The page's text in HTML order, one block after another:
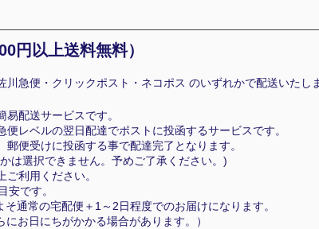
円以上送料無料）
急便・クリックポスト・ネコポス のいずれかで配送いたし
配送サービスです。
レベルの翌日配達でポストに投函するサービスです。
郵便受けに投函する事で配達完了となります。
は選択できません。予めご了承ください。)
利用ください。
安です。
通常の宅配便＋1～2日程度でのお届けになります。
お日にちがかかる場合があります。）